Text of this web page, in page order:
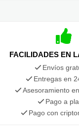
FACILIDADES EN
Envíos
Entregas en
Asesoramiento
Pago a
Pago con